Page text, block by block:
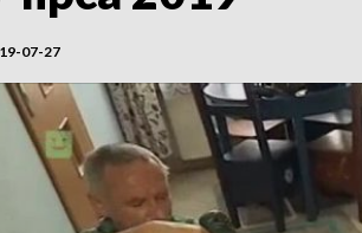
07-27